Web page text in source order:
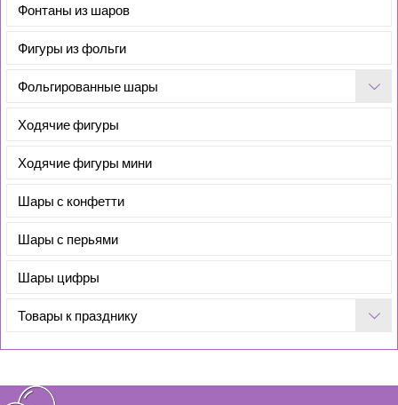
Фонтаны из шаров
Фигуры из фольги
Фольгированные шары
Ходячие фигуры
Ходячие фигуры мини
Шары с конфетти
Шары с перьями
Шары цифры
Товары к празднику